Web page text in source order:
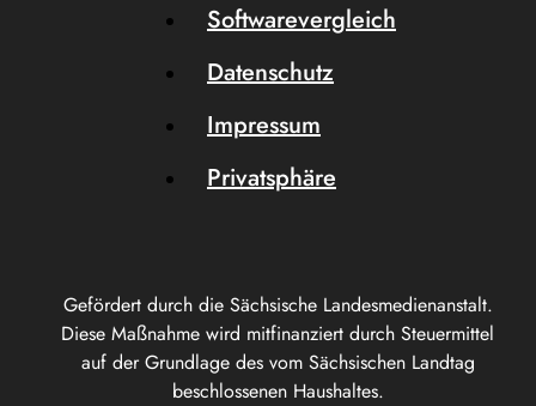
Gefördert durch die Sächsische Landesmedienanstalt.
Diese Maßnahme wird mitfinanziert durch Steuermittel
auf der Grundlage des vom Sächsischen Landtag
beschlossenen Haushaltes.
Softwarevergleich
Datenschutz
Impressum
Privatsphäre